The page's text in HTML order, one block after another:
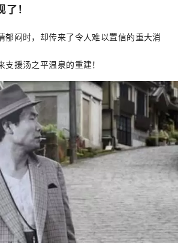
！
郁闷时，却传来了令人难以置信的重大消
援汤之平温泉的重建！